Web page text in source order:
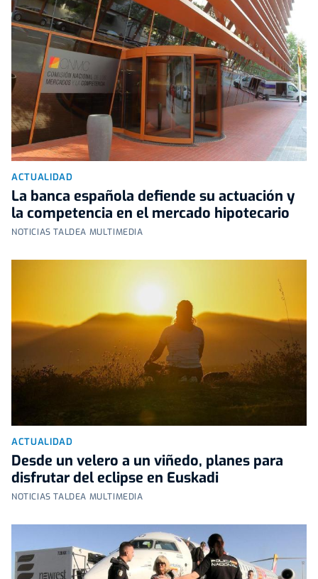
ACTUALIDAD
La banca española defiende su actuación y
la competencia en el mercado hipotecario
NOTICIAS TALDEA MULTIMEDIA
ACTUALIDAD
Desde un velero a un viñedo, planes para
disfrutar del eclipse en Euskadi
NOTICIAS TALDEA MULTIMEDIA